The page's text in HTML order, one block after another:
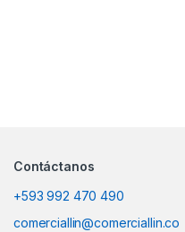
Contáctanos
+593 992 470 490
comerciallin@comerciallin.co